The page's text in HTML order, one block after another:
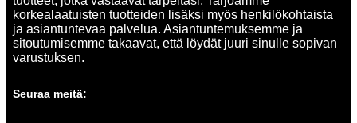
korkealaatuisten tuotteiden lisäksi myös henkilökohtaista
ja asiantuntevaa palvelua. Asiantuntemuksemme ja
sitoutumisemme takaavat, että löydät juuri sinulle sopivan
varustuksen.
Seuraa meitä: